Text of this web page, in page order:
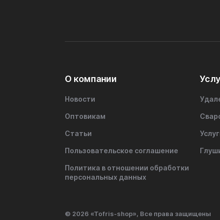
О компании
Новости
Оптовикам
Статьи
Пользовательское соглашение
Политика в отношении обработки
персональных данных
© 2026 «Tofris-shop», Все права защищены